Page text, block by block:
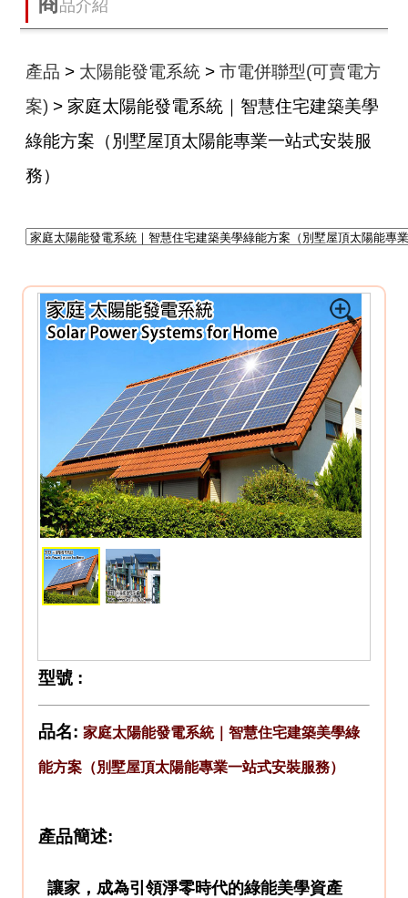
品介紹
產品 > 太陽能發電系統 >市電併聯型(可賣電方
案) > 家庭太陽能發電系統｜智慧住宅建築美學
綠能方案（別墅屋頂太陽能專業一站式安裝服
務）
型號 :
品名:家庭太陽能發電系統｜智慧住宅建築美學綠
能方案（別墅屋頂太陽能專業一站式安裝服務）
產品簡述:
讓家，成為引領淨零時代的綠能美學資產